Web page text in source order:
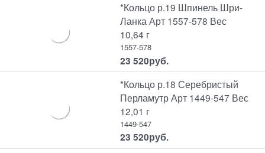
*Кольцо р.19 Шпинель Шри-
Ланка Арт 1557-578 Вес
10,64 г
1557-578
23 520руб.
*Кольцо р.18 Серебристый
Перламутр Арт 1449-547 Вес
12,01 г
1449-547
23 520руб.